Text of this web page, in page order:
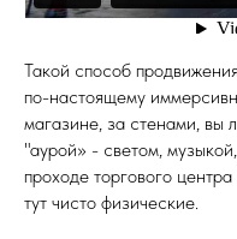
Такой способ
по-настоящему
магазине, за стенами, вы
"аурой» - светом,
проходе торгового
тут чисто физические.